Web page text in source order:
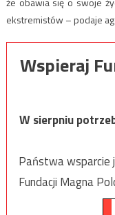
ekstremistów – podaje
Wspieraj
W sierpniu
Państwa wsparcie
Fundacji Magna